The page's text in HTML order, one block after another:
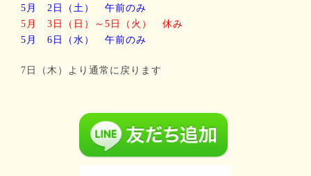
5月 2日（土） 午前のみ
5月 3日（日）～5日（火） 休み
5月 6日（水） 午前のみ
7日（木）より通常に戻ります